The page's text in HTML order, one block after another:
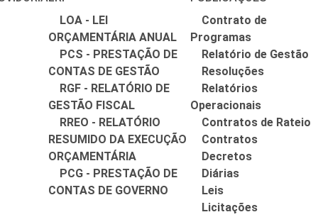
LOA - LEI
ORÇAMENTÁRIA ANUAL
PCS - PRESTAÇÃO DE
CONTAS DE GESTÃO
RGF - RELATÓRIO DE
GESTÃO FISCAL
RREO - RELATÓRIO
RESUMIDO DA EXECUÇÃO
ORÇAMENTÁRIA
PCG - PRESTAÇÃO DE
CONTAS DE GOVERNO
Contrato de
Programas
Relatório de Gestão
Resoluções
Relatórios
Operacionais
Contratos de Rateio
Contratos
Decretos
Diárias
Leis
Licitações